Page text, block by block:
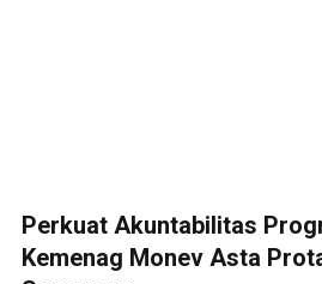
Perkuat Akuntabilitas
Kemenag Monev Asta